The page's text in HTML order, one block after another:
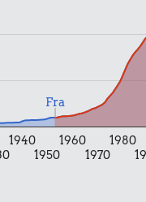
Samlet pris i 1953
1940
1950
1960
1970
1980
Fra